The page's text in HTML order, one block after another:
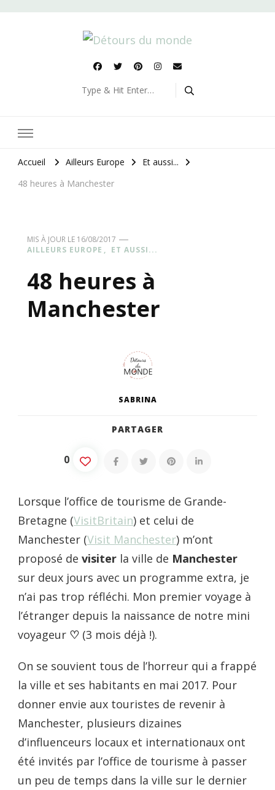
Détours du monde
Looking
for
Accueil Ailleurs Europe
Et aussi...
48 heures à Manchester
MIS À JOUR LE 16/08/2017
AILLEURS EUROPE
ET AUSSI...
48 heures à
Manchester
SABRINA
PARTAGER
0
Lorsque l’office de tourisme de Grande-
Bretagne (VisitBritain) et celui de
Manchester (Visit Manchester) m’ont
proposé de visiter la ville de Manchester
sur deux jours avec un programme extra, je
n’ai pas trop réfléchi. Mon premier voyage à
l’étranger depuis la naissance de notre mini
voyageur ♡ (3 mois déjà !).
On se souvient tous de l’horreur qui a frappé
la ville et ses habitants en mai 2017. Pour
donner envie aux touristes de revenir à
Manchester, plusieurs dizaines
d’influenceurs locaux et internationaux ont
été invités par l’office de tourisme à passer
un peu de temps dans la ville sur le dernier